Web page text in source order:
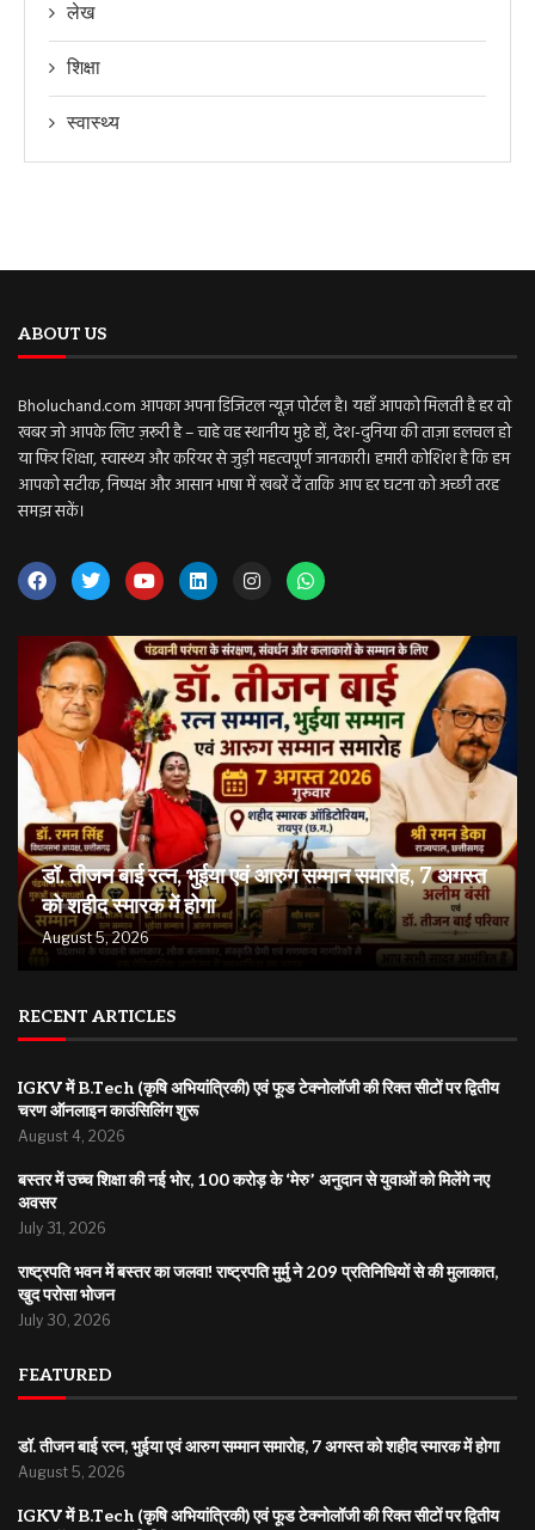
लेख
शिक्षा
स्वास्थ्य
ABOUT US
Bholuchand.com आपका अपना डिजिटल न्यूज़ पोर्टल है। यहाँ आपको मिलती है हर वो
खबर जो आपके लिए ज़रूरी है – चाहे वह स्थानीय मुद्दे हों, देश-दुनिया की ताज़ा हलचल हो
या फिर शिक्षा, स्वास्थ्य और करियर से जुड़ी महत्वपूर्ण जानकारी। हमारी कोशिश है कि हम
आपको सटीक, निष्पक्ष और आसान भाषा में खबरें दें ताकि आप हर घटना को अच्छी तरह
समझ सकें।
डॉ. तीजन बाई रत्न, भुईया एवं आरुग सम्मान समारोह, 7 अगस्त
को शहीद स्मारक में होगा
August 5, 2026
RECENT ARTICLES
IGKV में B.Tech (कृषि अभियांत्रिकी) एवं फूड टेक्नोलॉजी की रिक्त सीटों पर द्वितीय
चरण ऑनलाइन काउंसिलिंग शुरू
August 4, 2026
बस्तर में उच्च शिक्षा की नई भोर, 100 करोड़ के ‘मेरु’ अनुदान से युवाओं को मिलेंगे नए
अवसर
July 31, 2026
राष्ट्रपति भवन में बस्तर का जलवा! राष्ट्रपति मुर्मु ने 209 प्रतिनिधियों से की मुलाकात,
खुद परोसा भोजन
July 30, 2026
FEATURED
डॉ. तीजन बाई रत्न, भुईया एवं आरुग सम्मान समारोह, 7 अगस्त को शहीद स्मारक में होगा
August 5, 2026
IGKV में B.Tech (कृषि अभियांत्रिकी) एवं फूड टेक्नोलॉजी की रिक्त सीटों पर द्वितीय